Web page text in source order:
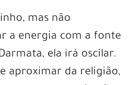
mas não
a energia com a fonte
ela irá oscilar.
aproximar da religião,